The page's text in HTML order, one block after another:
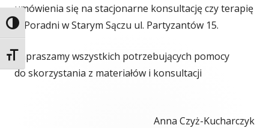
Przełącz wysoki kontrast
Zmień rozmiar czcionek
oknie
umówienia się na stacjonarne konsultację czy terapię
w Poradni w Starym Sączu ul. Partyzantów 15.
Zapraszamy wszystkich potrzebujących pomocy
do skorzystania z materiałów i konsultacji
Anna Czyż-Kucharczyk